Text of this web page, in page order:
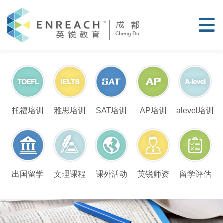
托福培训 雅思培训 SAT培训 AP培训 alevel培训
出国留学 文理课程 课外活动 英锐师资 留学评估